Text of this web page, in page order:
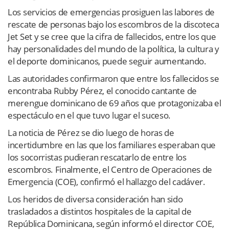
Los servicios de emergencias prosiguen las labores de
rescate de personas bajo los escombros de la discoteca
Jet Set y se cree que la cifra de fallecidos, entre los que
hay personalidades del mundo de la política, la cultura y
el deporte dominicanos, puede seguir aumentando.
Las autoridades confirmaron que entre los fallecidos se
encontraba Rubby Pérez, el conocido cantante de
merengue dominicano de 69 años que protagonizaba el
espectáculo en el que tuvo lugar el suceso.
La noticia de Pérez se dio luego de horas de
incertidumbre en las que los familiares esperaban que
los socorristas pudieran rescatarlo de entre los
escombros. Finalmente, el Centro de Operaciones de
Emergencia (COE), confirmó el hallazgo del cadáver.
Los heridos de diversa consideración han sido
trasladados a distintos hospitales de la capital de
República Dominicana, según informó el director COE,